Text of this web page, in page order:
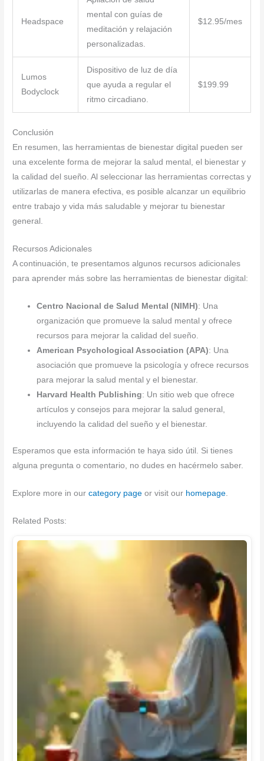
Headspace
mental con guías de
meditación y relajación
personalizadas.
$12.95/mes
Lumos
Bodyclock
Dispositivo de luz de día
que ayuda a regular el
ritmo circadiano.
$199.99
Conclusión
En resumen, las herramientas de bienestar digital pueden ser
una excelente forma de mejorar la salud mental, el bienestar y
la calidad del sueño. Al seleccionar las herramientas correctas y
utilizarlas de manera efectiva, es posible alcanzar un equilibrio
entre trabajo y vida más saludable y mejorar tu bienestar
general.
Recursos Adicionales
A continuación, te presentamos algunos recursos adicionales
para aprender más sobre las herramientas de bienestar digital:
Centro Nacional de Salud Mental (NIMH): Una
organización que promueve la salud mental y ofrece
recursos para mejorar la calidad del sueño.
American Psychological Association (APA): Una
asociación que promueve la psicología y ofrece recursos
para mejorar la salud mental y el bienestar.
Harvard Health Publishing: Un sitio web que ofrece
artículos y consejos para mejorar la salud general,
incluyendo la calidad del sueño y el bienestar.
Esperamos que esta información te haya sido útil. Si tienes
alguna pregunta o comentario, no dudes en hacérmelo saber.
Explore more in ourcategory page or visit our homepage
Related Posts: